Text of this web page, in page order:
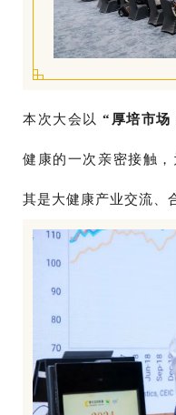
本次大会以 “厚培市场
健康的一次亲密接触
其是大健康产业交流、